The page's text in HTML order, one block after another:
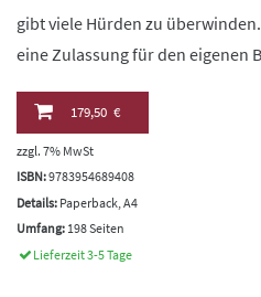
gibt viele Hürden zu
eine Zulassung für den eigenen
179,50 €
zzgl. 7% MwSt
ISBN:9783954689408
Details: Paperback, A4
Umfang: 198 Seiten
Lieferzeit 3-5 Tage